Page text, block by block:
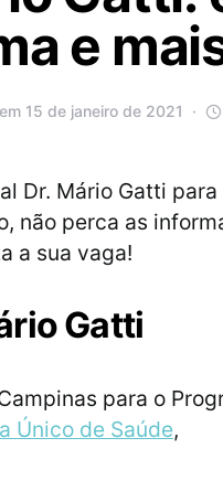
e
15 de janeiro de 2021
Dr. Mário Gatti para
não perca as
a sua vaga!
Gatti
para o
Único de Saúde,